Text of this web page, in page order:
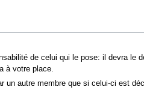
de celui qui le pose: il devra
à votre place.
un autre membre que si celui-ci est